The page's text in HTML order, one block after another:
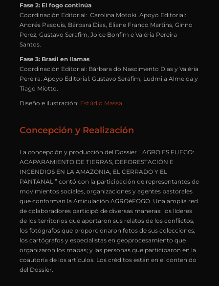
Fase 2: El fogo continúa
Coordinación Editorial: Carolina Motoki. Apoyo Editorial:
Andrés Pasquis, Bárbara Dias, Eliane Franco Martins, Ginno
Perez, Gustavo Serafim, Joice Bonfim e Valéria Pereira
Santos.
Fase 3: Brasil en llamas
Coordinación Editorial: Bárbara do Nascimento Dias y Valéria
Pereira. Apoyo Editorial: Gustavo Serafim, Ludmila Almeida y
Tiago Miotto.
Diseño e ilustración: Estúdio Massa
Concepción y Realización
La concepción y producción del Dossier ” AGRO ES FUEGO:
ACAPARAMIENTO DE TIERRAS, DEFORESTACIÓN E
INCENDIOS EN LA AMAZONIA, EL CERRADO Y EL
PANTANAL ” contó con la participación de representantes de
movimientos sociales, organizaciones y agentes pastorales
que conforman la Articulación AGROéFOGO. Una amplia red
de colaboradores participó de diversas maneras: los líderes
de los territorios que aportaron sus relatos de los conflictos;
los fotógrafos que proporcionaron fotos de sus colecciones;
los cartógrafos y especialistas en geoprocesamiento que
organizaron los mapas; y las personas que participaron en la
coautoría de los artículos. Los créditos están en el contenido
del Dossier.